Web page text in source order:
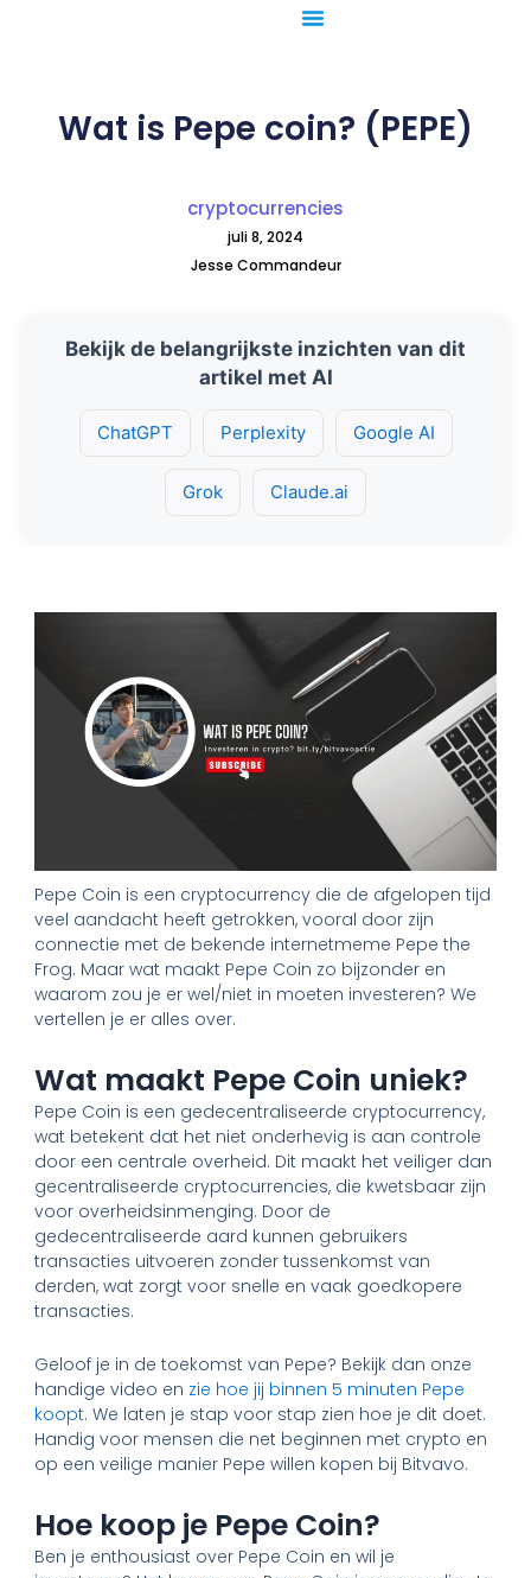
Wat is Pepe coin? (PEPE)
cryptocurrencies
juli 8, 2024
Jesse Commandeur
Bekijk de belangrijkste inzichten van dit
artikel met AI
ChatGPT Perplexity Google AI
Grok Claude.ai
Pepe Coin is een cryptocurrency die de afgelopen tijd
veel aandacht heeft getrokken, vooral door zijn
connectie met de bekende internetmeme Pepe the
Frog. Maar wat maakt Pepe Coin zo bijzonder en
waarom zou je er wel/niet in moeten investeren? We
vertellen je er alles over.
Wat maakt Pepe Coin uniek?
Pepe Coin is een gedecentraliseerde cryptocurrency,
wat betekent dat het niet onderhevig is aan controle
door een centrale overheid. Dit maakt het veiliger dan
gecentraliseerde cryptocurrencies, die kwetsbaar zijn
voor overheidsinmenging. Door de
gedecentraliseerde aard kunnen gebruikers
transacties uitvoeren zonder tussenkomst van
derden, wat zorgt voor snelle en vaak goedkopere
transacties.
Geloof je in de toekomst van Pepe? Bekijk dan onze
handige video en zie hoe jij binnen 5 minuten Pepe
koopt. We laten je stap voor stap zien hoe je dit doet.
Handig voor mensen die net beginnen met crypto en
op een veilige manier Pepe willen kopen bij Bitvavo.
Hoe koop je Pepe Coin?
Ben je enthousiast over Pepe Coin en wil je